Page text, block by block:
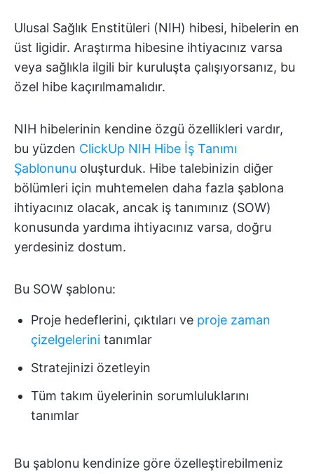
Ulusal Sağlık Enstitüleri (NIH) hibesi, hibelerin en
üst ligidir. Araştırma hibesine ihtiyacınız varsa
veya sağlıkla ilgili bir kuruluşta çalışıyorsanız, bu
özel hibe kaçırılmamalıdır.
NIH hibelerinin kendine özgü özellikleri vardır,
bu yüzden ClickUp NIH Hibe İş Tanımı
Şablonunu oluşturduk. Hibe talebinizin diğer
bölümleri için muhtemelen daha fazla şablona
ihtiyacınız olacak, ancak iş tanımınız (SOW)
konusunda yardıma ihtiyacınız varsa, doğru
yerdesiniz dostum.
Bu SOW şablonu:
Proje hedeflerini, çıktıları ve proje zaman
çizelgelerini tanımlar
Stratejinizi özetleyin
Tüm takım üyelerinin sorumluluklarını
tanımlar
Bu şablonu kendinize göre özelleştirebilmeniz